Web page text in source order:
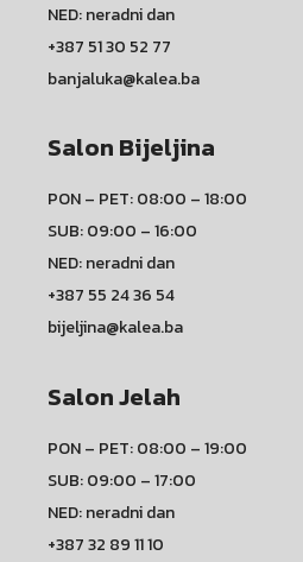
NED: neradni dan
+387 51 30 52 77
banjaluka@kalea.ba
Salon Bijeljina
PON – PET: 08:00 – 18:00
SUB: 09:00 – 16:00
NED: neradni dan
+387 55 24 36 54
bijeljina@kalea.ba
Salon Jelah
PON – PET: 08:00 – 19:00
SUB: 09:00 – 17:00
NED: neradni dan
+387 32 89 11 10